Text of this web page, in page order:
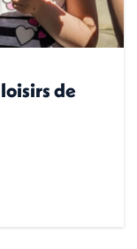
de